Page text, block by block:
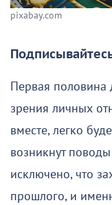
pixabay.com
Первая половина
зрения личных
вместе, легко
возникнут
исключено, что
прошлого, и